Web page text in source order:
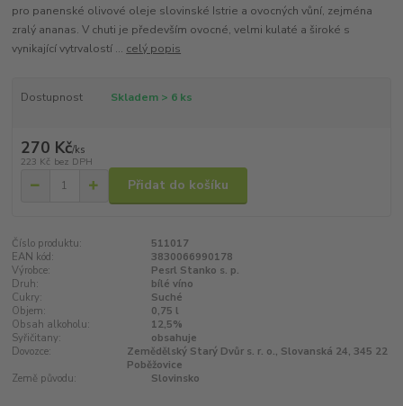
pro panenské olivové oleje slovinské Istrie a ovocných vůní, zejména
zralý ananas. V chuti je především ovocné, velmi kulaté a široké s
vynikající vytrvalostí ... celý popis
Dostupnost Skladem > 6 ks
270 Kč/ks
223 Kč bez DPH
Přidat do košíku
Číslo produktu:
511017
EAN kód:
3830066990178
Výrobce:
Pesrl Stanko s. p.
Druh:
bílé víno
Cukry:
Suché
Objem:
0,75 l
Obsah alkoholu:
12,5%
Syřičitany:
obsahuje
Dovozce:
Zemědělský Starý Dvůr s. r. o., Slovanská 24, 345 22
Poběžovice
Země původu:
Slovinsko